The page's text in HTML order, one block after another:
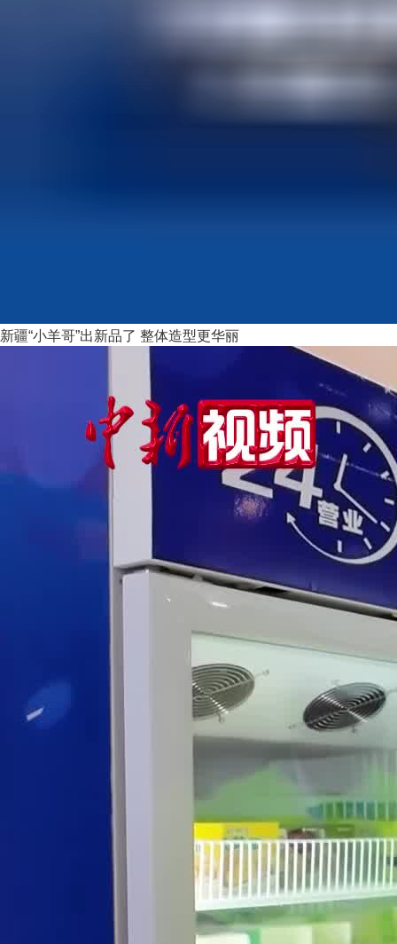
新疆“小羊哥”出新品了 整体造型更华丽